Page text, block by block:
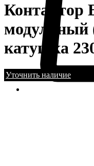
Контактор
катушка
Уточнить наличие